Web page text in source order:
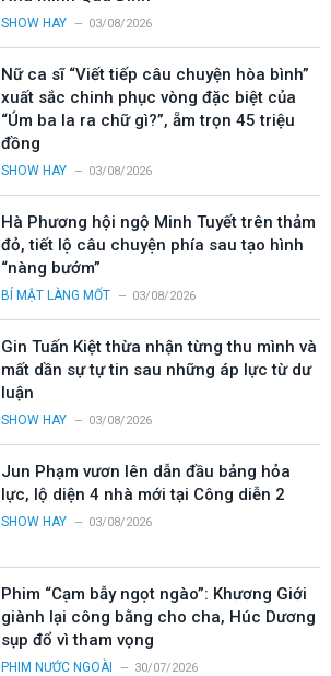
SHOW HAY 03/08/2026
Nữ ca sĩ “Viết tiếp câu chuyện hòa bình”
xuất sắc chinh phục vòng đặc biệt của
“Úm ba la ra chữ gì?”, ẵm trọn 45 triệu
đồng
SHOW HAY 03/08/2026
Hà Phương hội ngộ Minh Tuyết trên thảm
đỏ, tiết lộ câu chuyện phía sau tạo hình
“nàng bướm”
BÍ MẬT LÀNG MỐT 03/08/2026
Gin Tuấn Kiệt thừa nhận từng thu mình và
mất dần sự tự tin sau những áp lực từ dư
luận
SHOW HAY 03/08/2026
Jun Phạm vươn lên dẫn đầu bảng hỏa
lực, lộ diện 4 nhà mới tại Công diễn 2
SHOW HAY 03/08/2026
Phim “Cạm bẫy ngọt ngào”: Khương Giới
giành lại công bằng cho cha, Húc Dương
sụp đổ vì tham vọng
PHIM NƯỚC NGOÀI 30/07/2026